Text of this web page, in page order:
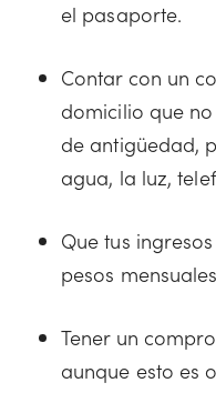
el pasaporte.
Contar con un
domicilio que
de antigüedad,
agua, la luz,
Que tus
pesos
Tener un
aunque esto es